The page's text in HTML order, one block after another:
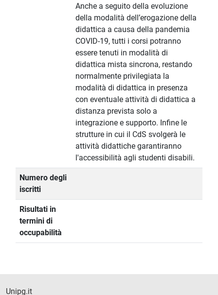
Anche a seguito della evoluzione
della modalità dell’erogazione della
didattica a causa della pandemia
COVID-19, tutti i corsi potranno
essere tenuti in modalità di
didattica mista sincrona, restando
normalmente privilegiata la
modalità di didattica in presenza
con eventuale attività di didattica a
distanza prevista solo a
integrazione e supporto. Infine le
strutture in cui il CdS svolgerà le
attività didattiche garantiranno
l'accessibilità agli studenti disabili.
Numero degli
iscritti
Risultati in
termini di
occupabilità
Unipg.it